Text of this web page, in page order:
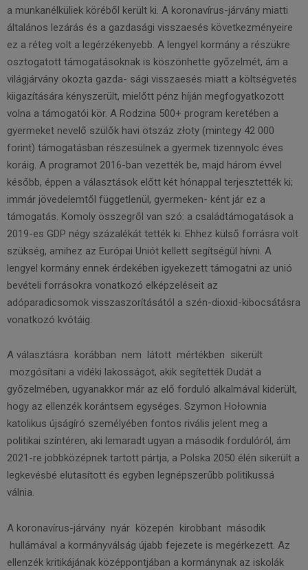
a munkanélküliek köréből került ki. A koronavírus-járvány miatti
általános lezárás és a gazdasági visszaesés következményeire
ez a réteg volt a legérzékenyebb. A lengyel kormány a részükre
osztogatott támogatásoknak is köszönhette győzelmét, ám a
világjárvány okozta gazda- sági visszaesés miatt a költségvetés
kiigazítására kényszerült, mielőtt pénz híján megfogyatkozott
volna a támogatói kör. A Rodzina 500+ program keretében a
gyermeket nevelő szülők havi ötszáz złoty (mintegy 42 000
forint) támogatásban részesülnek a gyermek tizennyolc éves
koráig. A programot 2016-ban vezették be, majd három évvel
később, éppen a választások előtt két hónappal terjesztették ki;
immár jövedelemtől függetlenül, gyermeken- ként jár ez a
támogatás. Komoly összegről van szó: a családtámogatások a
2019-es GDP négy százalékát tették ki. Ehhez külső forrásra volt
szükség, amihez az Európai Uniót kellett segítségül hívni. A
lengyel kormány ennek érdekében igyekezett támogatni az unió
bevételi forrásokra vonatkozó elképzeléseit az
adóparadicsomok visszaszorításától a szén-dioxid-kibocsátásra
vonatkozó kvótáig.
A választásra korábban nem látott mértékben sikerült
mozgósítani a vidéki lakosságot, akik segítették Dudát a
győzelmében, ugyanakkor már az elő forduló alkalmával kiderült,
hogy az ellenzék korántsem egységes. Szymon Hołownia
katolikus újságíró személyében fontos rivális jelent meg a
politikai színtéren, aki lemaradt ugyan a második fordulóról, ám
2021-re jobbközépnek tartott pártja, a Polska 2050 élén sikerült a
legkevésbé elutasított és egyben legnépszerűbb politikussá
válnia.
A koronavírus-járvány nyár közepén kirobbant második
hullámával a kormányválság újabb fejezete is megérkezett. Az
ellenzék kritikájának középpontjában a kormánynak az iskolák